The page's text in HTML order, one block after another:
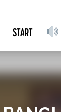
START